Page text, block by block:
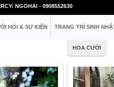
NGOHAI - 0908552630
HỎI & SỰ KIỆN TRANG TRÍ SINH
HOA CƯỚI